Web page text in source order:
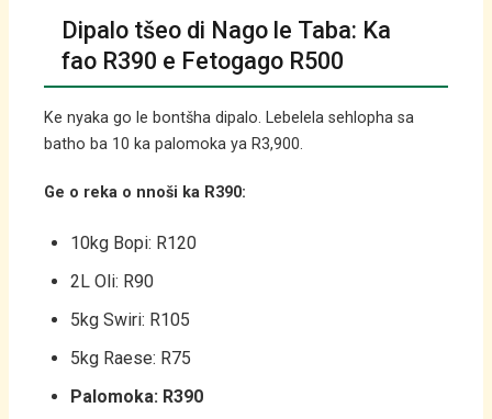
Dipalo tšeo di Nago le Taba: Ka
fao R390 e Fetogago R500
Ke nyaka go le bontšha dipalo. Lebelela sehlopha sa
batho ba 10 ka palomoka ya R3,900.
Ge o reka o nnoši ka R390:
10kg Bopi: R120
2L Oli: R90
5kg Swiri: R105
5kg Raese: R75
Palomoka: R390